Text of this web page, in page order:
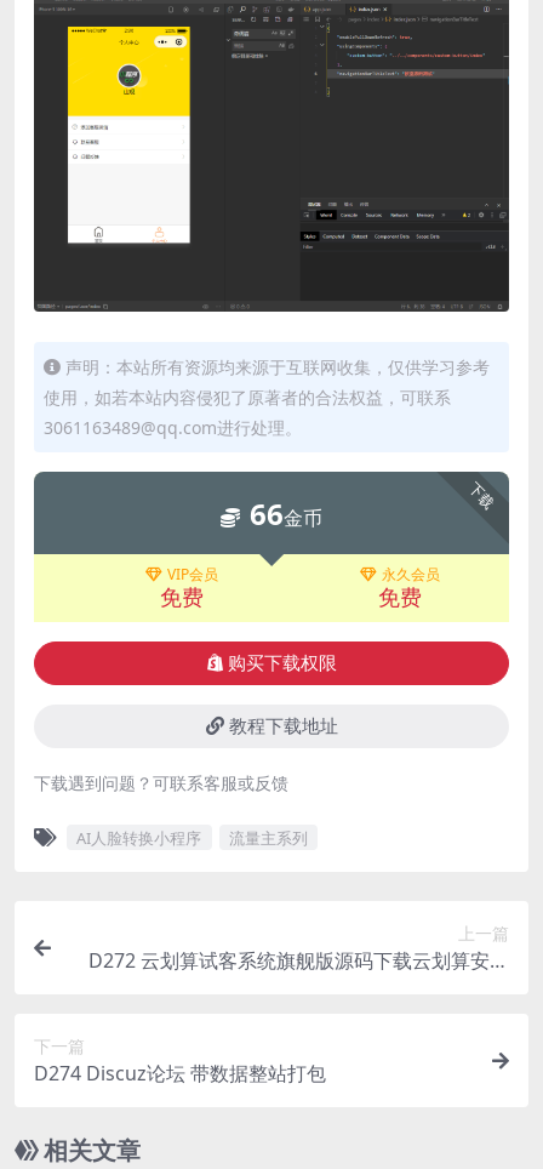
声明：本站所有资源均来源于互联网收集，仅供学习参考
使用，如若本站内容侵犯了原著者的合法权益，可联系
3061163489@qq.com进行处理。
下载
66金币
VIP会员
免费
永久会员
免费
购买下载权限
教程下载地址
下载遇到问题？可联系客服或反馈
AI人脸转换小程序 流量主系列
上一篇
D272 云划算试客系统旗舰版源码下载云划算安装
下一篇
D274 Discuz论坛 带数据整站打包
相关文章